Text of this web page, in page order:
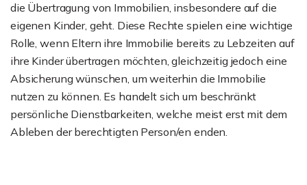
die Übertragung von Immobilien, insbesondere auf die
eigenen Kinder, geht. Diese Rechte spielen eine wichtige
Rolle, wenn Eltern ihre Immobilie bereits zu Lebzeiten auf
ihre Kinder übertragen möchten, gleichzeitig jedoch eine
Absicherung wünschen, um weiterhin die Immobilie
nutzen zu können. Es handelt sich um beschränkt
persönliche Dienstbarkeiten, welche meist erst mit dem
Ableben der berechtigten Person/en enden.